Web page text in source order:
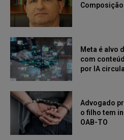
Meta é alvo
com
por IA
Advogado
o filho tem
OAB-TO